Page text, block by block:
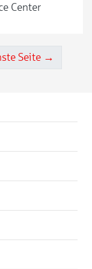
Center
Seite →